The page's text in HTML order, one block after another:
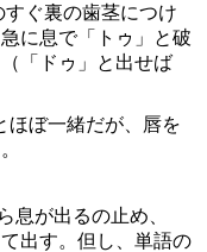
すぐ裏の歯茎につけ
に息で「トゥ」と破
「ドゥ」と出せば
ほぼ一緒だが、唇を
息が出るの止め、
出す。但し、単語の